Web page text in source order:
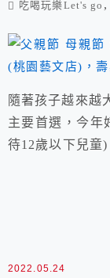
吃喝玩樂Let's go ,
隨著孩子越來越
主要首選，今年
待12歲以下兒童
瑣的烘焙材料與
2022.05.24